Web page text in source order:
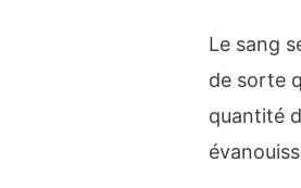
Le sang
de sorte
quantité